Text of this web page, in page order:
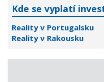
Kde se vyplatí
Reality v Portugalsku
Reality v Rakousku